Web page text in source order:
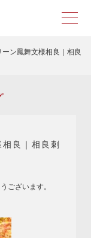
ーン鳳舞文様相良｜相良
スタッフブログ
良｜相良刺
ございます。